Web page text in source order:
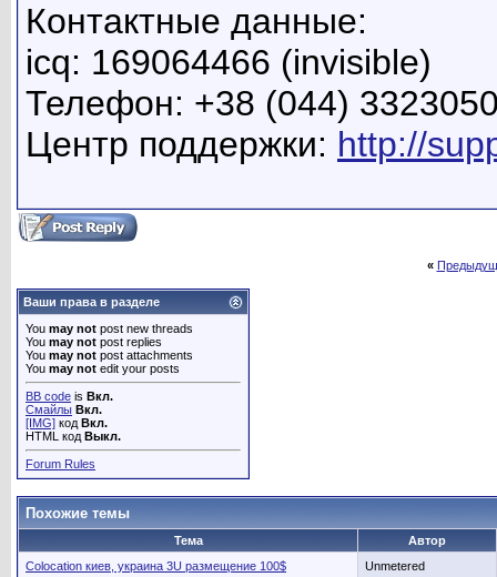
Контактные данные:
icq: 169064466 (invisible)
Телефон: +38 (044)
Центр поддержки: http://
«
Ваши права в разделе
You may not post new threads
You may not post replies
You may not post attachments
You may not edit your posts
BB code is Вкл.
Смайлы Вкл.
[IMG] код Вкл.
HTML код Выкл.
Forum Rules
Похожие темы
Тема
Автор
Colocation киев, украина 3U размещение 100$
Unmetered